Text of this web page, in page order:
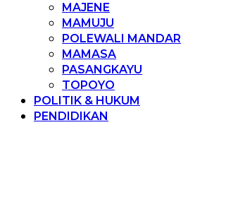
MAJENE
MAMUJU
POLEWALI MANDAR
MAMASA
PASANGKAYU
TOPOYO
POLITIK & HUKUM
PENDIDIKAN